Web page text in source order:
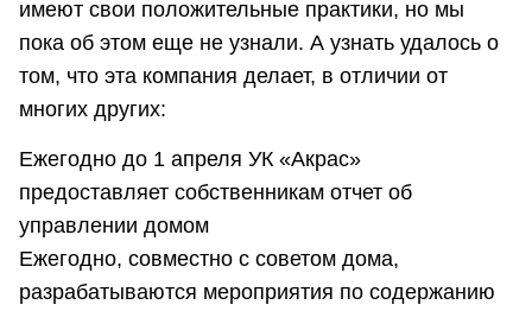
имеют свои положительные практики, но мы
пока об этом еще не узнали. А узнать удалось о
том, что эта компания делает, в отличии от
многих других:
Ежегодно до 1 апреля УК «Акрас»
предоставляет собственникам отчет об
управлении домом
Ежегодно, совместно с советом дома,
разрабатываются мероприятия по содержанию